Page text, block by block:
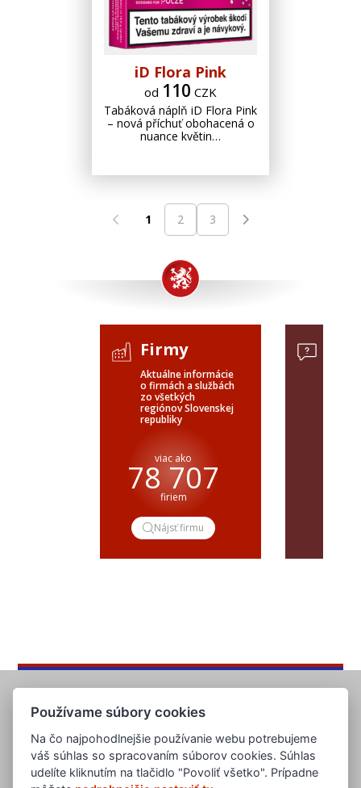
iD Flora Pink
od 110 CZK
Tabáková náplň iD Flora Pink
– nová příchuť obohacená o
nuance květin…
1 2 3
Firmy
Aktuálne informácie
o firmách a službách
zo všetkých
regiónov Slovenskej
republiky
viac ako
78 707
firiem
Nájsť firmu
Používame súbory cookies
Na čo najpohodlnejšie používanie webu potrebujeme
váš súhlas so spracovaním súborov cookies. Súhlas
udelíte kliknutím na tlačidlo "Povoliť všetko". Prípadne